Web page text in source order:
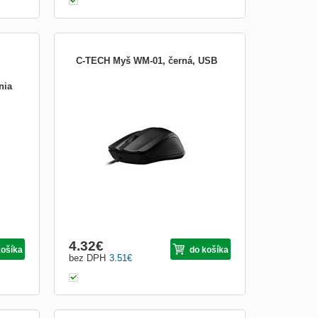
C-TECH Myš WM-01, černá, USB
pohybu kurzoru - Není potřeba používat
podložku pod myš - Skrolovací talčítko
Rozhraní: USB Délk...
3.51€
bez DPH
4.32€ do košíka